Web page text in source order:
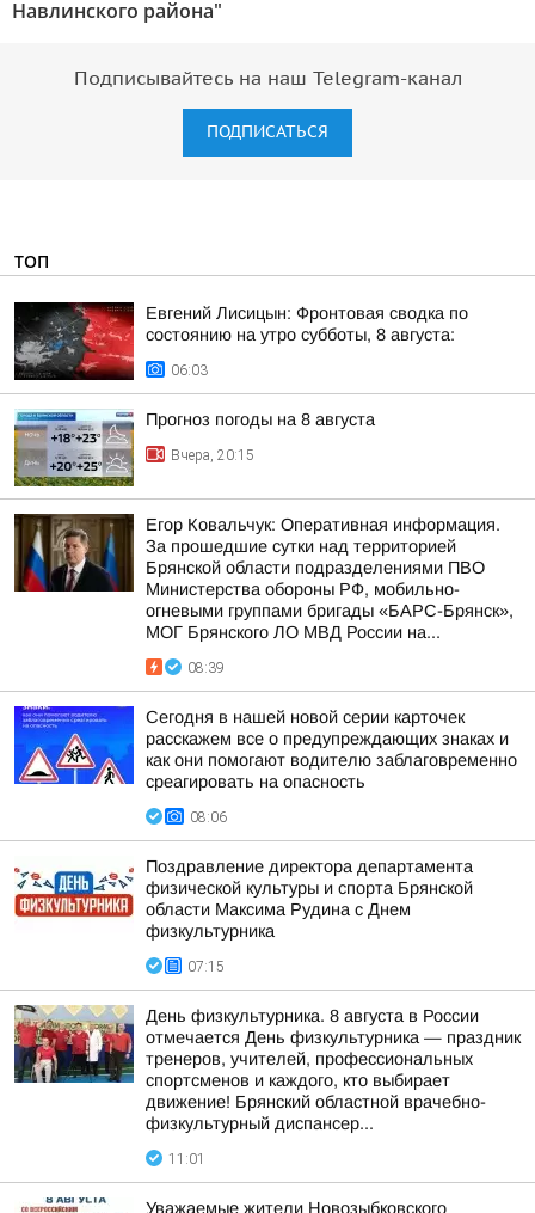
Навлинского района"
Подписывайтесь на наш Telegram-канал
ПОДПИСАТЬСЯ
ТОП
Евгений Лисицын: Фронтовая сводка по
состоянию на утро субботы, 8 августа:
06:03
Прогноз погоды на 8 августа
Вчера, 20:15
Егор Ковальчук: Оперативная информация.
За прошедшие сутки над территорией
Брянской области подразделениями ПВО
Министерства обороны РФ, мобильно-
огневыми группами бригады «БАРС-Брянск»,
МОГ Брянского ЛО МВД России на...
08:39
Сегодня в нашей новой серии карточек
расскажем все о предупреждающих знаках и
как они помогают водителю заблаговременно
среагировать на опасность
08:06
Поздравление директора департамента
физической культуры и спорта Брянской
области Максима Рудина с Днем
физкультурника
07:15
День физкультурника. 8 августа в России
отмечается День физкультурника — праздник
тренеров, учителей, профессиональных
спортсменов и каждого, кто выбирает
движение! Брянский областной врачебно-
физкультурный диспансер...
11:01
Уважаемые жители Новозыбковского